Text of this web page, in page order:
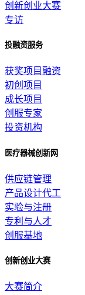
创新创业大赛
专访
投融资服务
获奖项目融资
初创项目
成长项目
创服专家
投资机构
医疗器械创新网
供应链管理
产品设计代工
实验与注册
专利与人才
创服基地
创新创业大赛
大赛简介